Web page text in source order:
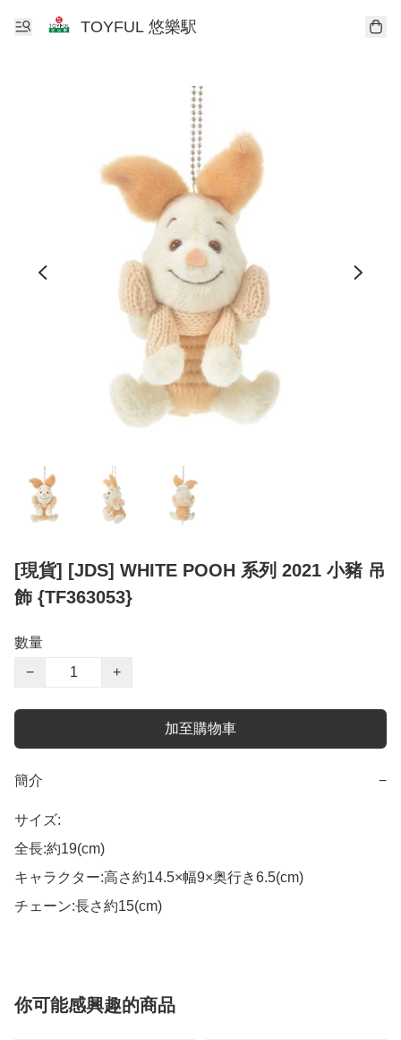
TOYFUL 悠樂駅
[現貨] [JDS] WHITE POOH 系列 2021 小豬 吊
飾 {TF363053}
數量
−
+
加至購物車
簡介 −
サイズ:
全長:約19(cm)
キャラクター:高さ約14.5×幅9×奥行き6.5(cm)
チェーン:長さ約15(cm)
你可能感興趣的商品